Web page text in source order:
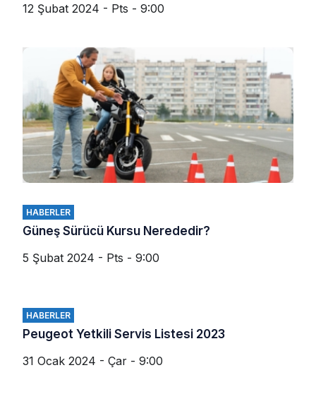
12 Şubat 2024 - Pts - 9:00
HABERLER
Güneş Sürücü Kursu Nerededir?
5 Şubat 2024 - Pts - 9:00
HABERLER
Peugeot Yetkili Servis Listesi 2023
31 Ocak 2024 - Çar - 9:00